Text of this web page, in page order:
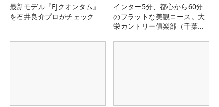
最新モデル『FJクオンタム』
を石井良介プロがチェック
インター5分、都心から60分
のフラットな美観コース。大
栄カントリー俱楽部（千葉